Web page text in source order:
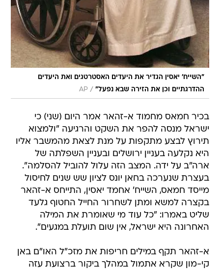
"השייח' יאסין הגדיר את היעדים האסטרטגים ואת היעדים
ההדרגתיים וכן את הזירה שבא נפעל" /
AP
בכיר חמאס מחמוד א-זהאר אמר היום (שני) כי
תירוץ לבצע מתקפות על מנת לצאת מהמשבר אליו
היא נקלעה בעניין ירושלים ובעניין השפלתה של
ארה"ב על ידה. המצב הזה עלול להוביל להסלמה".
בעצרת שנערכה בחאן יונס לציון שש שנים לחיסול
מייסד חמאס, השייח' אחמד יאסין, התייחס א-זהאר
בקצרה למשא ומתן לשחרור החייל החטוף גלעד
שליט באמרו: "כל עוד מי שאומרת את המילה
האחרונה היא ישראל, אין שום תועלת במגעים".
א-זהאר תקף במילים חריפות את מזכ"ל האו"ם באן
להסרת המצור עליה: "באן קי-מון הגיע לעזה כדי
לומר שיש להסיר את המצור. זאת בזמן שהוא היה